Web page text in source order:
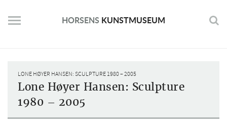
content
HORSENS KUNSTMUSEUM
LONE HØYER HANSEN: SCULPTURE 1980 – 2005
Lone Høyer Hansen: Sculpture
1980 – 2005